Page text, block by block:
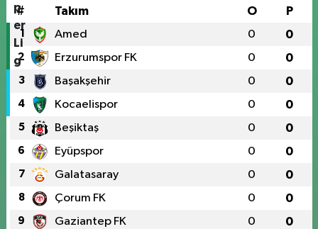
# Takım O P
1 Amed 0 0
2 Erzurumspor FK 0 0
3 Başakşehir 0 0
4 Kocaelispor 0 0
5 Beşiktaş 0 0
6 Eyüpspor 0 0
7 Galatasaray 0 0
8 Çorum FK 0 0
9 Gaziantep FK 0 0